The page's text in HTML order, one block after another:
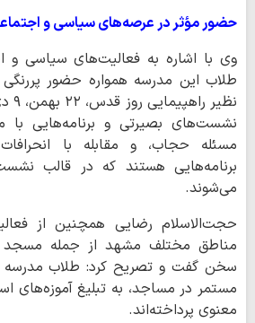
حضور مؤثر در عرصه‌های سیاسی و
وی با اشاره به فعالیت‌های سیاسی
طلاب این مدرسه همواره حضور
نشست‌های بصیرتی و برنامه‌هایی با
مسئله حجاب، و مقابله با
برنامه‌هایی هستند که در قالب
می‌شوند.
حجت‌الاسلام رضایی همچنین از
مناطق مختلف مشهد از جمله مسجد
سخن گفت و تصریح کرد: طلاب مدرسه
مستمر در مساجد، به تبلیغ
معنوی پرداخته‌اند.